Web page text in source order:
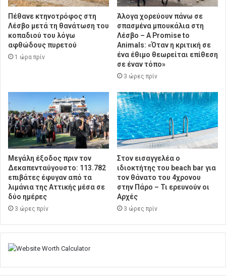
Πέθανε κτηνοτρόφος στη
Λέσβο μετά τη θανάτωση του
κοπαδιού του λόγω
αφθώδους πυρετού
1 ώρα πρίν
Άλογα χορεύουν πάνω σε
σπασμένα μπουκάλια στη
Λέσβο – A Promise to
Animals: «Όταν η κριτική σε
ένα έθιμο θεωρείται επίθεση
σε έναν τόπο»
3 ώρες πρίν
Μεγάλη έξοδος πριν τον
Δεκαπενταύγουστο: 113.782
επιβάτες έφυγαν από τα
λιμάνια της Αττικής μέσα σε
δύο ημέρες
3 ώρες πρίν
Στον εισαγγελέα ο
ιδιοκτήτης του beach bar για
τον θάνατο του 4χρονου
στην Πάρο – Τι ερευνούν οι
Αρχές
3 ώρες πρίν